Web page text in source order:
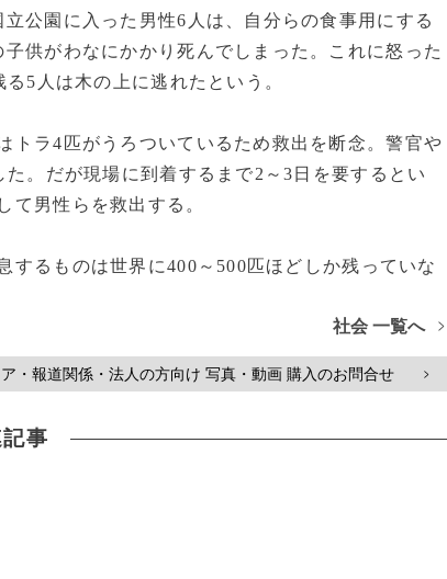
公園に入った男性6人は、自分らの食事用にする
供がわなにかかり死んでしまった。これに怒った
5人は木の上に逃れたという。
ラ4匹がうろついているため救出を断念。警官や
。だが現場に到着するまで2～3日を要するとい
て男性らを救出する。
るものは世界に400～500匹ほどしか残っていな
社会 一覧へ
>
ア・報道関係・法人の方向け 写真・動画 購入のお問合せ >
事